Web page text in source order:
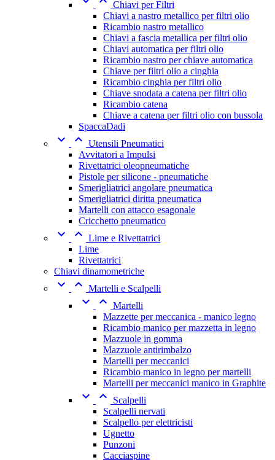
Chiavi per Filtri
Chiavi a nastro metallico per filtri olio
Ricambio nastro metallico
Chiavi a fascia metallica per filtri olio
Chiavi automatica per filtri olio
Ricambio nastro per chiave automatica
Chiave per filtri olio a cinghia
Ricambio cinghia per filtri olio
Chiave snodata a catena per filtri olio
Ricambio catena
Chiave a catena per filtri olio con bussola
SpaccaDadi
  Utensili Pneumatici
Avvitatori a Impulsi
Rivettatrici oleopneumatiche
Pistole per silicone - pneumatiche
Smerigliatrici angolare pneumatica
Smerigliatrici diritta pneumatica
Martelli con attacco esagonale
Cricchetto pneumatico
  Lime e Rivettatrici
Lime
Rivettatrici
Chiavi dinamometriche
  Martelli e Scalpelli
  Martelli
Mazzette per meccanica - manico legno
Ricambio manico per mazzetta in legno
Mazzuole in gomma
Mazzuole antirimbalzo
Martelli per meccanici
Ricambio manico in legno per martelli
Martelli per meccanici manico in Graphite
 
Scalpelli
Scalpelli nervati
Scalpello per elettricisti
Ugnetto
Punzoni
Cacciaspine